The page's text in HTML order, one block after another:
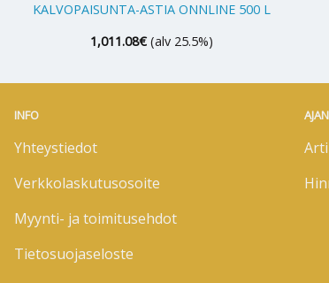
KALVOPAISUNTA-ASTIA ONNLINE 500 L
1,011.08€ (alv 25.5%)
INFO
Yhteystiedot
Verkkolaskutusosoite
Myynti- ja toimitusehdot
Tietosuojaseloste